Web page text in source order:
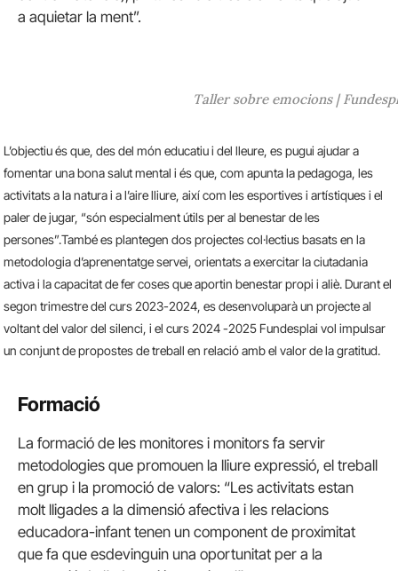
a aquietar la ment”.
Taller sobre emocions |
L’objectiu és que, des del món educatiu i del lleure, es pugui ajudar a
fomentar una bona salut mental i és que, com apunta la pedagoga, les
activitats a la natura i a l’aire lliure, així com les esportives i artístiques i el
paler de jugar, “són especialment útils per al benestar de les
persones”.També es plantegen dos projectes col·lectius basats en la
metodologia d’aprenentatge servei, orientats a exercitar la ciutadania
activa i la capacitat de fer coses que aportin benestar propi i aliè. Durant el
segon trimestre del curs 2023-2024, es desenvoluparà un projecte al
voltant del valor del silenci, i el curs 2024 -2025 Fundesplai vol impulsar
un conjunt de propostes de treball en relació amb el valor de la gratitud.
Formació
La formació de les monitores i monitors fa servir
metodologies que promouen la lliure expressió, el treball
en grup i la promoció de valors: “Les activitats estan
molt lligades a la dimensió afectiva i les relacions
educadora-infant tenen un component de proximitat
que fa que esdevinguin una oportunitat per a la